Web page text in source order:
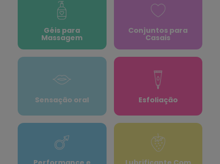
Géis para
Massagem
Conjuntos para
Casais
Sensação oral Esfoliação